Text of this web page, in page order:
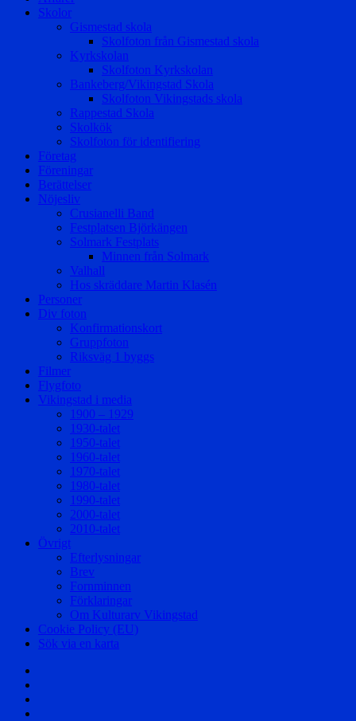
Skolor
Gismestad skola
Skolfoton från Gismestad skola
Kyrkskolan
Skolfoton Kyrkskolan
Bankeberg/Vikingstad Skola
Skolfoton Vikingstads skola
Rappestad Skola
Skolkök
Skolfoton för identifiering
Företag
Föreningar
Berättelser
Nöjesliv
Crusianelli Band
Festplatsen Björkängen
Solmark Festplats
Minnen från Solmark
Valhall
Hos skräddare Martin Klasén
Personer
Div foton
Konfirmationskort
Gruppfoton
Riksväg 1 byggs
Filmer
Flygfoto
Vikingstad i media
1900 – 1929
1930-talet
1950-talet
1960-talet
1970-talet
1980-talet
1990-talet
2000-talet
2010-talet
Övrigt
Efterlysningar
Brev
Fornminnen
Förklaringar
Om Kulturarv Vikingstad
Cookie Policy (EU)
Sök via en karta